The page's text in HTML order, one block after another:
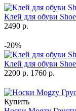
Клей для обуви
2490 р.
-20%
Клей для обуви
2200 р. 1760 р.
Купить